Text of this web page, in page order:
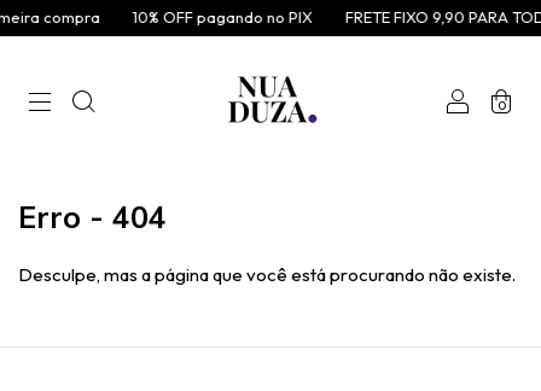
compra 10% OFF pagando no PIX FRETE FIXO 9,90 PARA
0
Erro - 404
Desculpe, mas a página que você está procurando não existe.